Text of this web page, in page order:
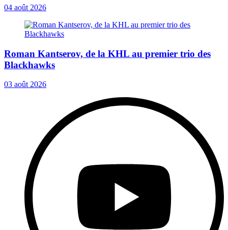
04 août 2026
Roman Kantserov, de la KHL au premier trio des
Blackhawks
03 août 2026